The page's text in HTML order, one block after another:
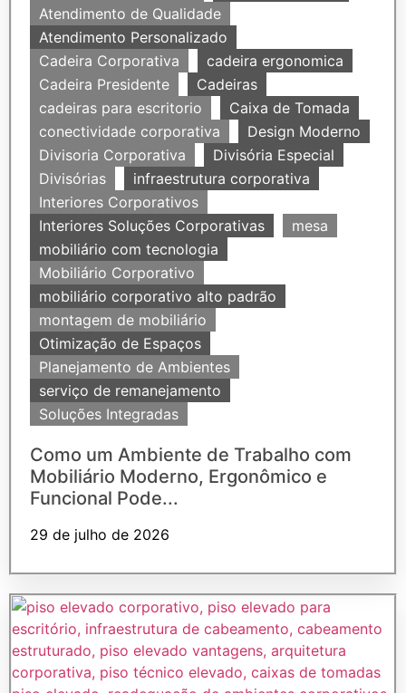
Atendimento de Qualidade
Atendimento Personalizado
Cadeira Corporativa
cadeira ergonomica
Cadeira Presidente
Cadeiras
cadeiras para escritorio
Caixa de Tomada
conectividade corporativa
Design Moderno
Divisoria Corporativa
Divisória Especial
Divisórias
infraestrutura corporativa
Interiores Corporativos
Interiores Soluções Corporativas
mesa
mobiliário com tecnologia
Mobiliário Corporativo
mobiliário corporativo alto padrão
montagem de mobiliário
Otimização de Espaços
Planejamento de Ambientes
serviço de remanejamento
Soluções Integradas
Como um Ambiente de Trabalho com
Mobiliário Moderno, Ergonômico e
Funcional Pode...
29 de julho de 2026